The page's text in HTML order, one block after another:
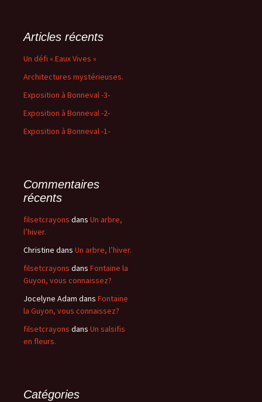
Articles récents
Un défi « Eaux Vives »
Architectures mystérieuses.
Exposition à Bonneval -3-
Exposition à Bonneval -2-
Exposition à Bonneval -1-
Commentaires
récents
filsetcrayons dans Un arbre,
l’hiver.
Christine dans Un arbre, l’hiver.
filsetcrayons dans Fontaine la
Guyon, vous connaissez?
Jocelyne Adam dans Fontaine
la Guyon, vous connaissez?
filsetcrayons dans Un salsifis
en fleurs.
Catégories